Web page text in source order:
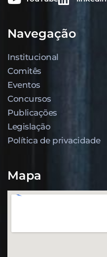
Navegação
Institucional
Comitês
Eventos
Concursos
Publicações
Legislação
Política de privacidade
Mapa